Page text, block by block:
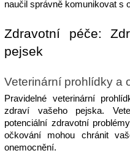
naučil správně komunikovat s
Zdravotní péče:
pejsek
Veterinární prohlídky a
Pravidelné veterinární
zdraví vašeho pejska.
potenciální zdravotní
očkování mohou chránit
onemocnění.